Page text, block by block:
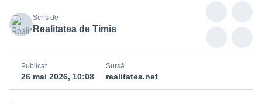
Scris de
Realitatea de Timis
Publicat
26 mai 2026, 10:08
Sursă
realitatea.net